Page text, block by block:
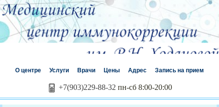
О центре Услуги Врачи Цены Адрес Запись на прием
+7(903)229-88-32 пн-сб 8:00-20:00